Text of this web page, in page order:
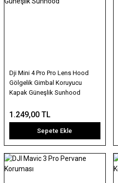
Dji Mini 4 Pro Pro Lens Hood
Gölgelik Gimbal Koruyucu
Kapak Güneşlik Sunhood
1.249,00 TL
Sepete Ekle